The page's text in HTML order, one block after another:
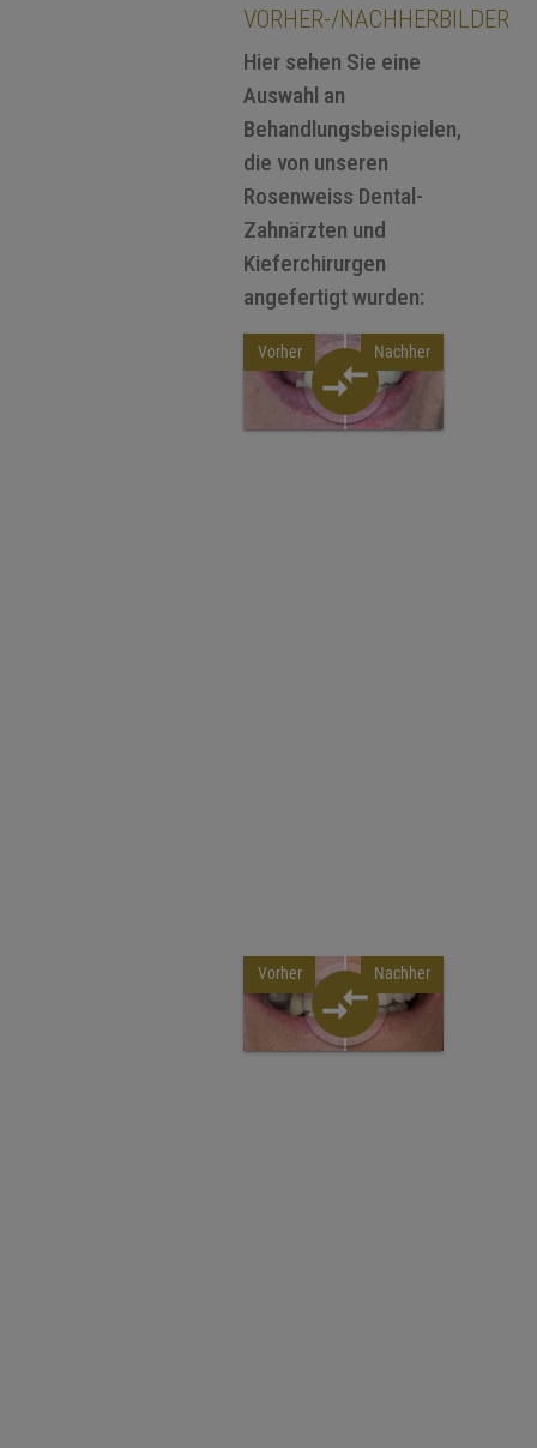
VORHER-/NACHHERBILDER
Hier sehen Sie eine
Auswahl an
Behandlungsbeispielen,
die von unseren
Rosenweiss Dental-
Zahnärzten und
Kieferchirurgen
angefertigt wurden:
Vorher Nachher
Vorher Nachher